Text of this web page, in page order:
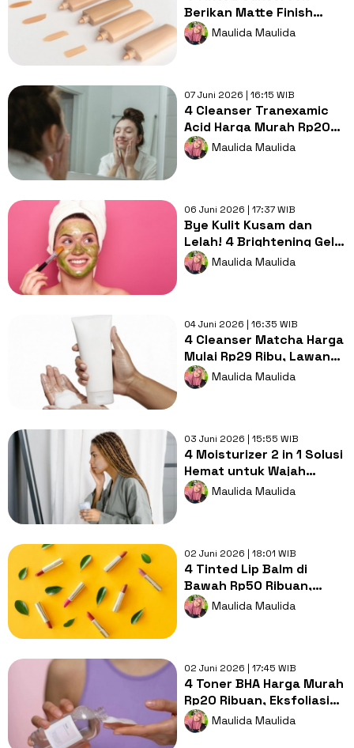
Berikan Matte Finish
pada Kulit Berminyak
Cegah Breakout
Maulida Maulida
07 Juni 2026 | 16:15 WIB
4 Cleanser Tranexamic
Acid Harga Murah Rp20
Ribuan, Cerahkan Kulit
Kusam
Maulida Maulida
06 Juni 2026 | 17:37 WIB
Bye Kulit Kusam dan
Lelah! 4 Brightening Gel
Mask Bikin Auto Cerah
Seketika
Maulida Maulida
04 Juni 2026 | 16:35 WIB
4 Cleanser Matcha Harga
Mulai Rp29 Ribu, Lawan
Jerawat pada Kulit
Berminyak
Maulida Maulida
03 Juni 2026 | 15:55 WIB
4 Moisturizer 2 in 1 Solusi
Hemat untuk Wajah
Glowing dan Skin Barrier
Kuat
Maulida Maulida
02 Juni 2026 | 18:01 WIB
4 Tinted Lip Balm di
Bawah Rp50 Ribuan,
Ciptakan Bibir Glossy dan
Cerah
Maulida Maulida
02 Juni 2026 | 17:45 WIB
4 Toner BHA Harga Murah
Rp20 Ribuan, Eksfoliasi
Sel Kulit Mati Cegah
Komedo
Maulida Maulida